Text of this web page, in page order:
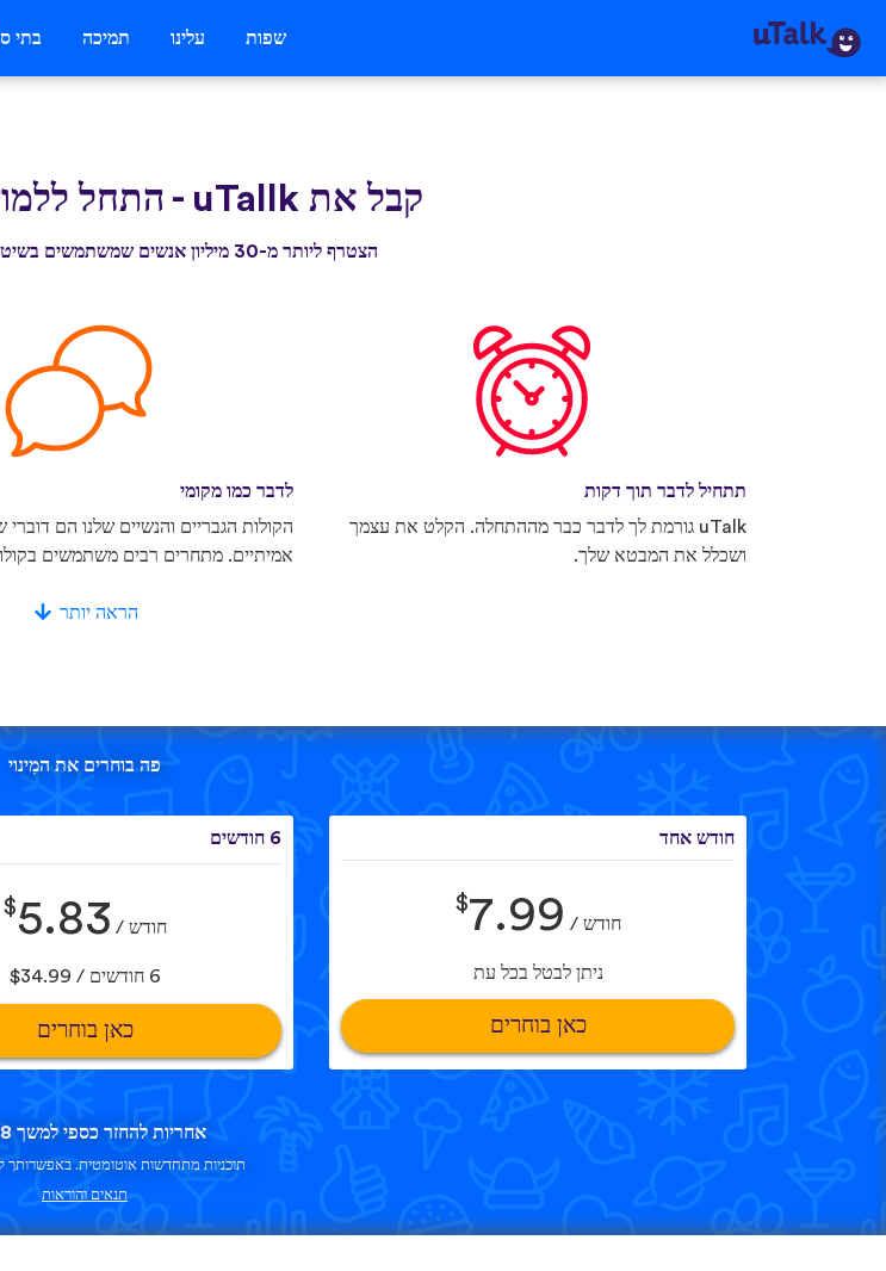
שפות עלינו תמיכה בתי
קבל את uTallk - התחל
הצטרף ליותר מ-30 מיליון אנשים שמשתמשים בשיטת למידת השפות של uTallk
תתחיל לדבר תוך דקות
uTalk גורמת לך לדבר כבר מההתחלה. הקלט את עצמך
ושכלל את המבטא שלך.
לדבר כמו מקומי
הקולות הגבריים והנשיים שלנו הם
אמיתיים. מתחרים רבים משתמשים
הראה יותר
פה בוחרים את המִינוי
חודש אחד
חודש /
$7.99
ניתן לבטל בכל עת
כאן בוחרים
6 חודשים
חודש /
$5.83
6 חודשים / $34.99
כאן בוחרים
אחריות להחזר כספי למשך 28 יום
תוכניות מתחדשות אוטומטית. באפשרותך
תנאים והוראות